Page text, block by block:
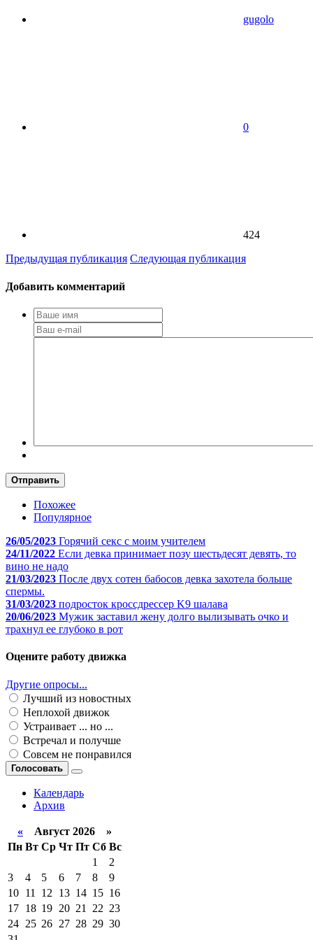
gugolo
0
424
Предыдущая публикация Следующая публикация
Добавить комментарий
Отправить
Похожее
Популярное
26/05/2023 Горячий секс с моим учителем
24/11/2022 Если девка принимает позу шестьдесят девять, то
вино не надо
21/03/2023 После двух сотен бабосов девка захотела больше
спермы.
31/03/2023 подросток кроссдрессер K9 шалава
20/06/2023 Мужик заставил жену долго вылизывать очко и
трахнул ее глубоко в рот
Оцените работу движка
Другие опросы...
Лучший из новостных
Неплохой движок
Устраивает ... но ...
Встречал и получше
Совсем не понравился
Голосовать
Календарь
Архив
« Август 2026 »
Пн Вт Ср Чт Пт Сб Вс
1
2
3
4 5 6 7 8
9
10 11 12 13 14 15 16
17 18 19 20 21 22 23
24 25 26 27 28 29 30